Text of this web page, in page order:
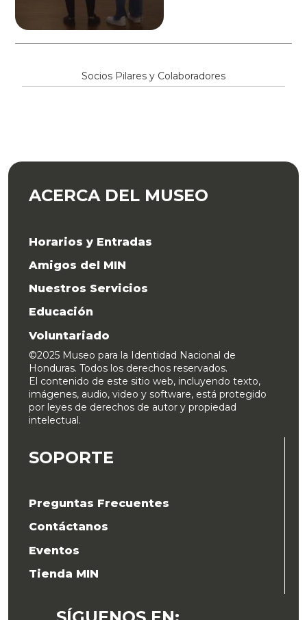
Socios Pilares y Colaboradores
ACERCA DEL MUSEO
Horarios y Entradas
Amigos del MIN
Nuestros Servicios
Educación
Voluntariado
©2025 Museo para la Identidad Nacional de
Honduras. Todos los derechos reservados.
El contenido de este sitio web, incluyendo texto,
imágenes, audio, video y software, está protegido
por leyes de derechos de autor y propiedad
intelectual.
SOPORTE
Preguntas Frecuentes
Contáctanos
Eventos
Tienda MIN